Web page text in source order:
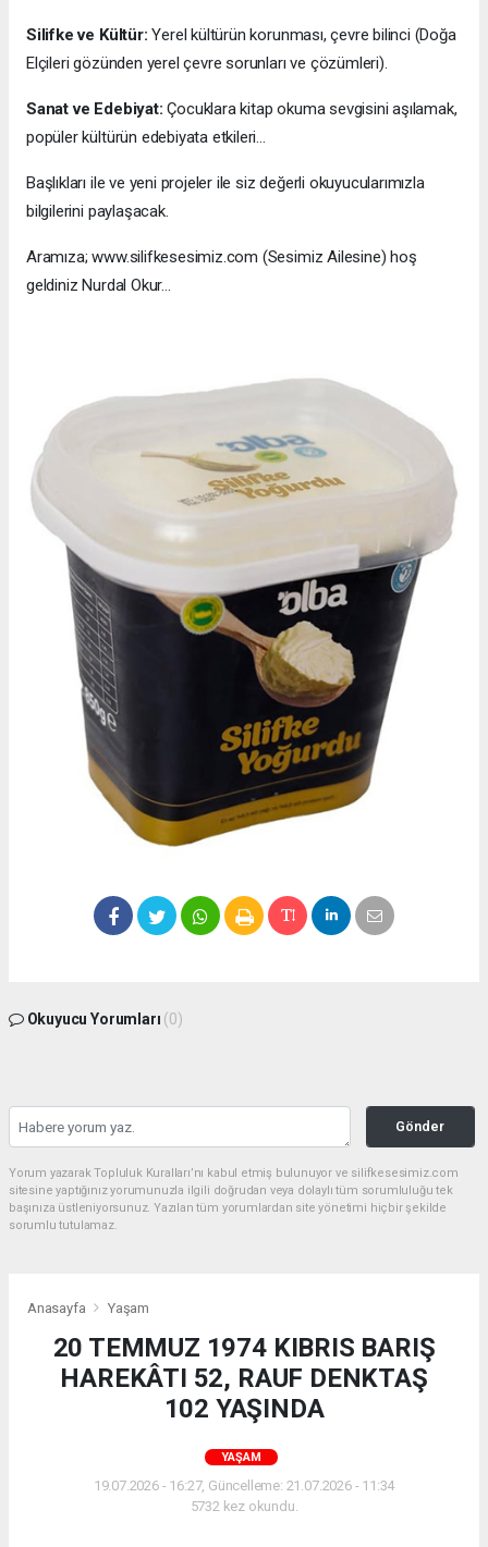
Silifke ve Kültür: Yerel kültürün korunması, çevre bilinci (Doğa
Elçileri gözünden yerel çevre sorunları ve çözümleri).
Sanat ve Edebiyat: Çocuklara kitap okuma sevgisini aşılamak,
popüler kültürün edebiyata etkileri…
Başlıkları ile ve yeni projeler ile siz değerli okuyucularımızla
bilgilerini paylaşacak.
Aramıza; www.silifkesesimiz.com (Sesimiz Ailesine) hoş
geldiniz Nurdal Okur…
Okuyucu Yorumları (0)
Gönder
Yorum yazarak Topluluk Kuralları’nı kabul etmiş bulunuyor ve silifkesesimiz.com
sitesine yaptığınız yorumunuzla ilgili doğrudan veya dolaylı tüm sorumluluğu tek
başınıza üstleniyorsunuz. Yazılan tüm yorumlardan site yönetimi hiçbir şekilde
sorumlu tutulamaz.
Anasayfa Yaşam
20 TEMMUZ 1974 KIBRIS BARIŞ
HAREKÂTI 52, RAUF DENKTAŞ
102 YAŞINDA
YAŞAM
19.07.2026 - 16:27, Güncelleme: 21.07.2026 - 11:34
5732 kez okundu.